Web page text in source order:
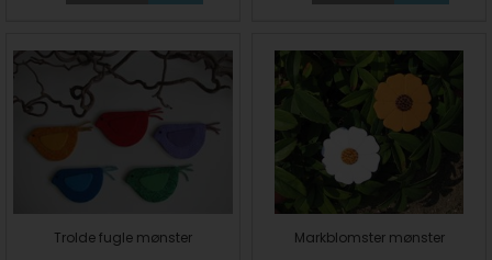
Trolde fugle mønster Markblomster mønster